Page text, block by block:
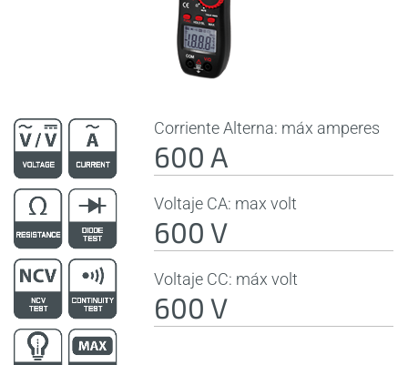
Corriente Alterna: máx amperes
600 A
Voltaje CA: max volt
600 V
Voltaje CC: máx volt
600 V